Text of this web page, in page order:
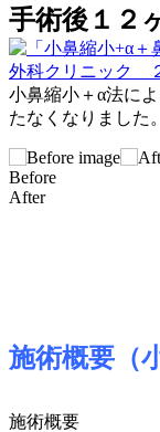
手術後１２
小鼻縮小＋α法に
たなくなりました。
Before
After
施術概要（
施術概要